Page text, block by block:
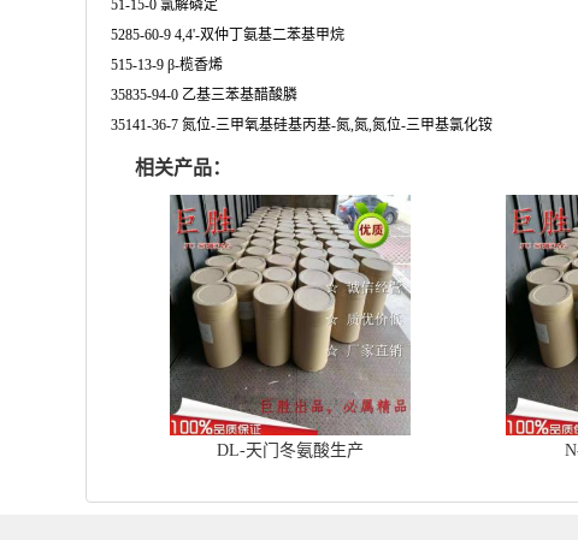
51-15-0 氯解磷定
5285-60-9 4,4'-双仲丁氨基二苯基甲烷
515-13-9 β-榄香烯
35835-94-0 乙基三苯基醋酸膦
35141-36-7 氮位-三甲氧基硅基丙基-氮,氮,氮位-三甲基氯化铵
相关产品：
DL-天门冬氨酸生产